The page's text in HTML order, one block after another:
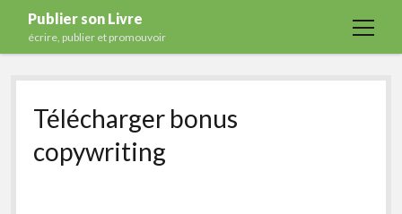
Publier son Livre
écrire, publier et promouvoir
open
Accueil
Formations
Services
Télécharger bonus
copywriting